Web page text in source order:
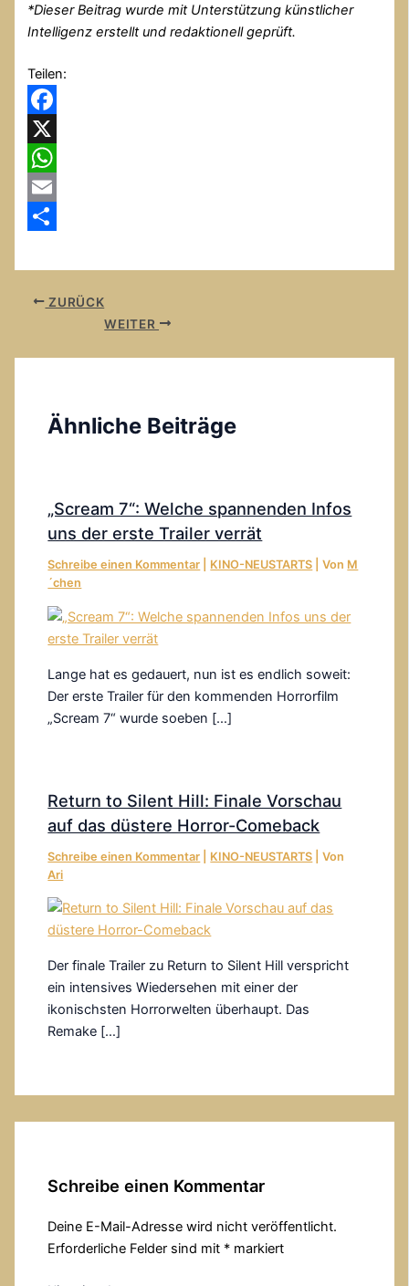
*Dieser Beitrag wurde mit Unterstützung künstlicher
Intelligenz erstellt und redaktionell geprüft.
Teilen:
Facebook
X
WhatsApp
Email
ZURÜCK
WEITER
Ähnliche Beiträge
„Scream 7“: Welche spannenden Infos
uns der erste Trailer verrät
Schreibe einen Kommentar KINO-NEUSTARTS | Von M
´chen
Lange hat es gedauert, nun ist es endlich soweit:
Der erste Trailer für den kommenden Horrorfilm
„Scream 7“ wurde soeben […]
Return to Silent Hill: Finale Vorschau
auf das düstere Horror-Comeback
Schreibe einen Kommentar KINO-NEUSTARTS | Von
Ari
Der finale Trailer zu Return to Silent Hill verspricht
ein intensives Wiedersehen mit einer der
ikonischsten Horrorwelten überhaupt. Das
Remake […]
Schreibe einen Kommentar
Deine E-Mail-Adresse wird nicht veröffentlicht.
Erforderliche Felder sind mit * markiert